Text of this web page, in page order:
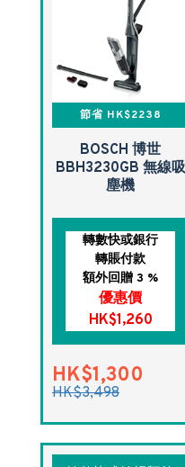
節省 HK$2238
BOSCH 博世
BBH3230GB 無線吸
塵機
轉數快或銀行
轉賬付款
額外回贈 3 %
優惠價
HK$1,260
HK$1,300
HK$3,498